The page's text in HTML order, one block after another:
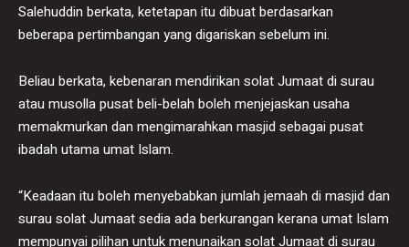
Salehuddin berkata, ketetapan itu dibuat berdasarkan
beberapa pertimbangan yang digariskan sebelum ini.
Beliau berkata, kebenaran mendirikan solat Jumaat di surau
atau musolla pusat beli-belah boleh menjejaskan usaha
memakmurkan dan mengimarahkan masjid sebagai pusat
ibadah utama umat Islam.
“Keadaan itu boleh menyebabkan jumlah jemaah di masjid dan
surau solat Jumaat sedia ada berkurangan kerana umat Islam
mempunyai pilihan untuk menunaikan solat Jumaat di surau